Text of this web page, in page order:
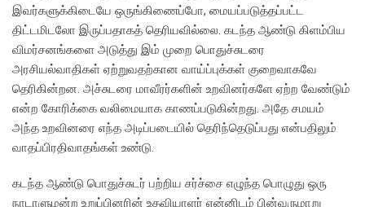
இவர்களுக்கிடையே ஒருங்கிணைப்போ, மையப்படுத்தப்பட்ட
திட்டமிடலோ இருப்பதாகத் தெரியவில்லை. கடந்த ஆண்டு கிளம்பிய
விமர்சனங்களை அடுத்து இம் முறை பொதுச்சுடரை
அரசியல்வாதிகள் ஏற்றுவதற்கான வாய்ப்புக்கள் குறைவாகவே
தெரிகின்றன. அச்சுடரை மாவீரர்களின் உறவினர்களே ஏற்ற வேண்டும்
என்ற கோரிக்கை வலிமையாக காணப்படுகின்றது. அதே சமயம்
அந்த உறவினரை எந்த அடிப்படையில் தெரிந்தெடுப்பது என்பதிலும்
வாதப்பிரதிவாதங்கள் உண்டு.
கடந்த ஆண்டு பொதுச்சுடர் பற்றிய சர்ச்சை எழுந்த பொழுது ஒரு
நாடாளுமன்ற உறுப்பினரின் உதவியாளர் என்னிடம் பின்வருமாறு